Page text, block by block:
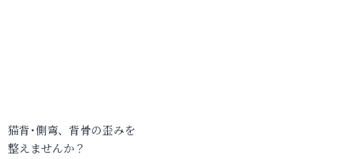
猫背･側弯、背骨の歪みを
整えませんか？